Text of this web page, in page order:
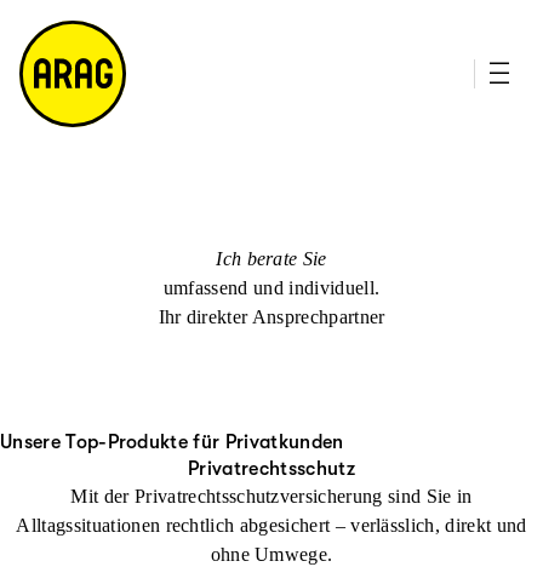
m
a
p
Ich berate Sie
umfassend und individuell.
Ihr direkter Ansprechpartner
Unsere Top-Produkte für Privatkunden
Privatrechtsschutz
Mit der Privatrechtsschutzversicherung sind Sie in
Alltagssituationen rechtlich abgesichert – verlässlich, direkt und
ohne Umwege.